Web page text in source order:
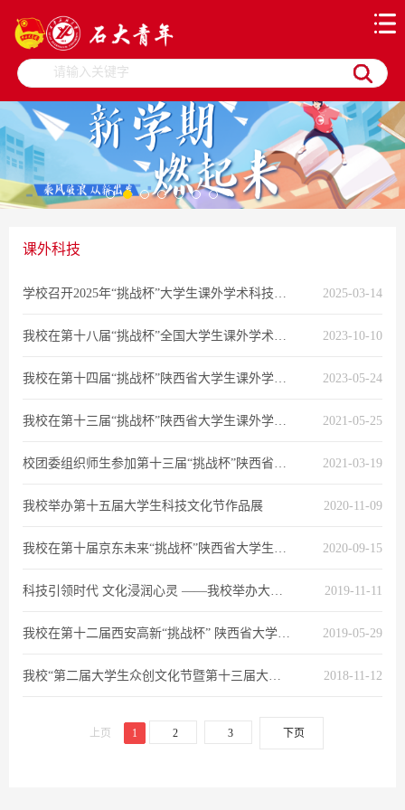
课外科技
学校召开2025年“挑战杯”大学生课外学术科技作品竞赛工作推进会 2025-03-14
我校在第十八届“挑战杯”全国大学生课外学术科技作品竞赛“黑科技”专项赛中荣获佳绩 2023-10-10
我校在第十四届“挑战杯”陕西省大学生课外学术科技作品竞赛中获佳绩 2023-05-24
我校在第十三届“挑战杯”陕西省大学生课外学术科技作品竞赛中获佳绩 2021-05-25
校团委组织师生参加第十三届“挑战杯”陕西省大学生课外学术科技作品竞赛在线辅导培训 2021-03-19
我校举办第十五届大学生科技文化节作品展 2020-11-09
我校在第十届京东未来“挑战杯”陕西省大学生创业计划竞赛中荣获多项奖项 2020-09-15
科技引领时代 文化浸润心灵 ——我校举办大学生科技文化节成果展 2019-11-11
我校在第十二届西安高新“挑战杯” 陕西省大学生课外学术科技作品竞赛中获佳绩 2019-05-29
我校“第二届大学生众创文化节暨第十三届大学生科技文化节”学生科技成果展顺利举办 2018-11-12
上页 1 2 3 下页